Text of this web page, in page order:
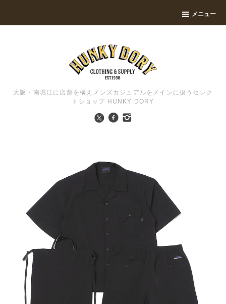
メニュー
大阪・南堀江に店舗を構えメンズカジュアルをメインに扱うセレク
トショップ HUNKY DORY